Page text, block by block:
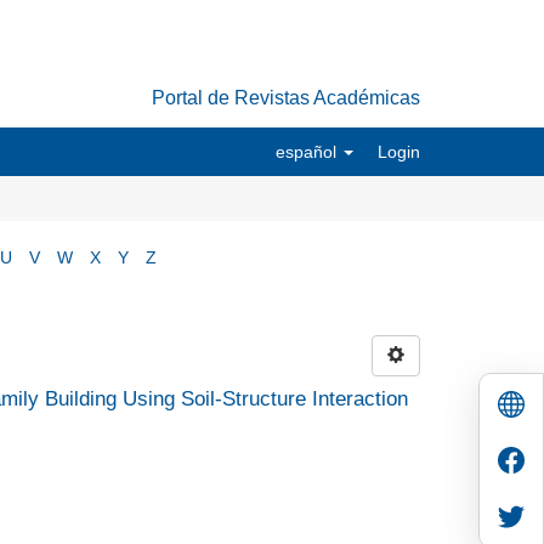
Portal de Revistas Académicas
español Login
U V W X Y Z
Building Using Soil-Structure Interaction